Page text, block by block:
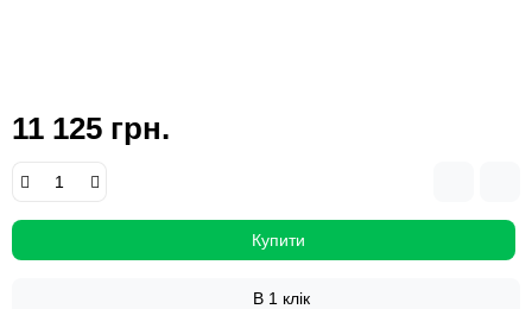
11 125 грн.
Купити
В 1 клік